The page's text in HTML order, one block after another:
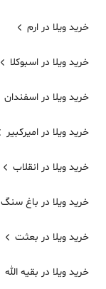
خرید ویلا در ارم
خرید ویلا در اسبوکلا
خرید ویلا در اسفندان
خرید ویلا در امیرکبیر
خرید ویلا در انقلاب
خرید ویلا در باغ سنگ
خرید ویلا در بعثت
خرید ویلا در بقیه الله